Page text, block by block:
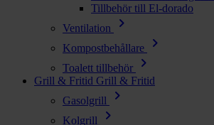
Tillbehör till El-dorado
Ventilation
chevron_right
Kompostbehållare chevron_right
Toalett tillbehör chevron_right
Grill & Fritid Grill & Fritid
Gasolgrill
chevron_right
Kolgrill chevron_right